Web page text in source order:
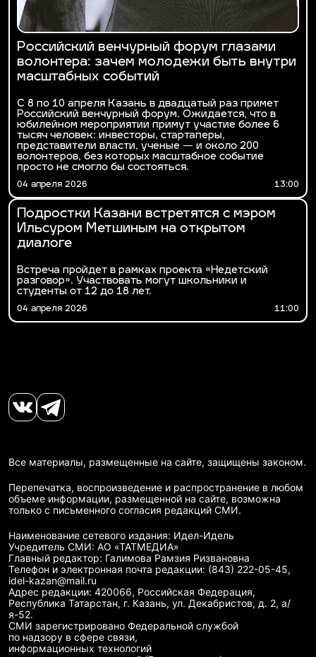
Российский венчурный форум глазами
волонтера: зачем молодежи быть внутри
масштабных событий
С 8 по 10 апреля Казань в двадцатый раз примет
Российский венчурный форум. Ожидается, что в
юбилейном мероприятии примут участие более 6
тысяч человек: инвесторы, стартаперы,
представители власти, ученые — и около 200
волонтеров, без которых масштабное событие
просто не смогло бы состояться.
04 апреля 2026 13:00
Подростки Казани встретятся с мэром
Ильсуром Метшиным на открытом
диалоге
Встреча пройдет в рамках проекта «Недетский
разговор». Участвовать могут школьники и
студенты от 12 до 18 лет.
04 апреля 2026 11:00
Все материалы, размещенные на сайте, защищены законом.
Перепечатка, воспроизведение и распространение в любом
объеме информации, размещенной на сайте, возможна
только с письменного согласия редакций СМИ.
Наименование сетевого издания: Идел-Идель
Учредитель СМИ: АО «ТАТМЕДИА»
Главный редактор: Галимова Рамзия Ризвановна
Телефон и электронная почта редакции: (843) 222-05-45,
idel-kazan@mail.ru
Адрес редакции: 420066, Российская Федерация,
Республика Татарстан, г. Казань, ул. Декабристов, д. 2, а/
я-52.
СМИ зарегистрировано Федеральной службой
по надзору в сфере связи,
информационных технологий